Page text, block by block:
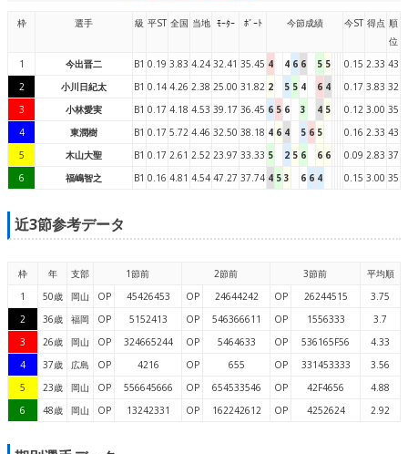
枠 選手 級 平ST 全国 当地 ﾓｰﾀｰ ﾎﾞｰﾄ 今節成績 今ST 得点 順
位
1
今出晋二 B1 0.19 3.83 4.24 32.41 35.45 4 4 6 6 5 5 0.15 2.33 43
2
小川日紀太 B1 0.14 4.26 2.38 25.00 31.82 2 5 5 4 6 4 0.17 3.83 32
3
小林愛実 B1 0.17 4.18 4.53 39.17 36.45 6 5 6 3 4 5 0.12 3.00 35
4
東潤樹 B1 0.17 5.72 4.46 32.50 38.18 4 6 4 5 6 5 0.16 2.33 43
5
木山大聖 B1 0.17 2.61 2.52 23.97 33.33 5 2 5 6 6 6 0.09 2.83 37
6
福嶋智之 B1 0.16 4.81 4.54 47.27 37.74 4 5 3 6 6 4 0.15 3.00 35
近3節参考データ
枠 年 支部 1節前 2節前 3節前
平均順
1
50歳 岡山 OP 45426453 OP 24644242 OP 26244515
3.75
2
36歳 福岡 OP 5152413 OP 546366611 OP 1556333
3.7
3
26歳 岡山 OP 324665244 OP 5464633 OP 536165F56
4.33
4
37歳 広島 OP 4216 OP 655 OP 331453333
3.56
5
23歳 岡山 OP 556645666 OP 654533546 OP 42F4656
4.88
6
48歳 岡山 OP 13242331 OP 162242612 OP 4252624 2.92